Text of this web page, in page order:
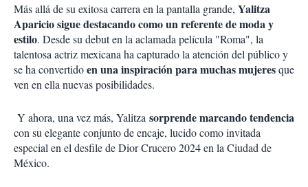
Más allá de su exitosa carrera en la pantalla grande, Yalitza
Aparicio sigue destacando como un referente de moda y
estilo. Desde su debut en la aclamada película "Roma", la
talentosa actriz mexicana ha capturado la atención del público y
se ha convertidoen una inspiración para muchas mujeresque
ven en ella nuevas posibilidades.
Y ahora, una vez más, Yalitza sorprende marcando tendencia
con su elegante conjunto de encaje, lucido como invitada
especial en el desfile de Dior Crucero 2024 en la Ciudad de
México.